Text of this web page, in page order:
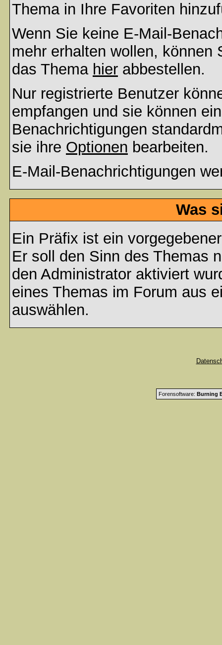
Thema in Ihre Favoriten
Wenn Sie keine E-Mail-
mehr erhalten wollen,
das Thema hier abbestellen.
Nur registrierte Benutzer
empfangen und sie können
Benachrichtigungen
sie ihre Optionen bearbeiten.
E-Mail-Benachrichtigungen
Was
Ein Präfix ist ein
Er soll den Sinn des Themas
den Administrator aktiviert
eines Themas im Forum aus
auswählen.
Forensoftware: Burning